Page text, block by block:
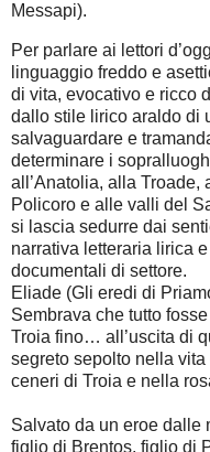
Messapi).
Per parlare ai lettori
linguaggio freddo e
di vita, evocativo e ricco
dallo stile lirico araldo di
salvaguardare e
determinare i
all’Anatolia, alla
Policoro e alle valli del
si lascia sedurre dai
narrativa letteraria lirica
documentali di settore.
Eliade (Gli eredi di
Sembrava che tutto
Troia fino… all’uscita di
segreto sepolto nella
ceneri di Troia e nella
Salvato da un eroe dalle
figlio di Brentos, figlio di